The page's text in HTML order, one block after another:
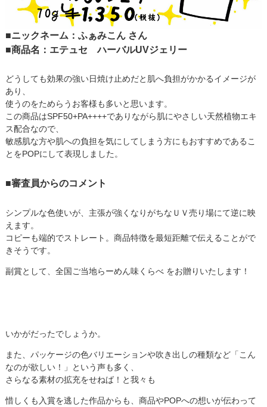
■ニックネーム：ふぁみこん さん
■商品名：エテュセ ハーバルUVジェリー
どうしても効果の強い日焼け止めだと肌へ負担がかかるイメージが
あり、
使うのをためらうお客様も多いと思います。
この商品はSPF50+PA++++でありながら肌にやさしい天然植物エキ
ス配合なので、
敏感肌な方や肌への負担を気にしてしまう方にもおすすめであるこ
とをPOPにして表現しました。
■審査員からのコメント
シンプルな色使いが、主張が強くなりがちなＵＶ売り場にて逆に映
えます。
コピーも端的でストレート。商品特徴を最短距離で伝えることがで
きそうです。
副賞として、全国ご当地らーめん味くらべ をお贈りいたします！
いかがだったでしょうか。
また、パッケージの色バリエーションや吹き出しの種類など「こん
なのが欲しい！」という声も多く、
さらなる素材の拡充をせねば！と我々も
惜しくも入賞を逃した作品からも、商品やPOPへの想いが伝わって